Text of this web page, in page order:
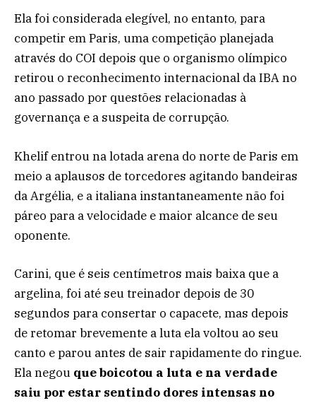
Ela foi considerada elegível, no entanto, para
competir em Paris, uma competição planejada
através do COI depois que o organismo olímpico
retirou o reconhecimento internacional da IBA no
ano passado por questões relacionadas à
governança e a suspeita de corrupção.
Khelif entrou na lotada arena do norte de Paris em
meio a aplausos de torcedores agitando bandeiras
da Argélia, e a italiana instantaneamente não foi
páreo para a velocidade e maior alcance de seu
oponente.
Carini, que é seis centímetros mais baixa que a
argelina, foi até seu treinador depois de 30
segundos para consertar o capacete, mas depois
de retomar brevemente a luta ela voltou ao seu
canto e parou antes de sair rapidamente do ringue.
Ela negou que boicotou a luta e na verdade
saiu por estar sentindo dores intensas no